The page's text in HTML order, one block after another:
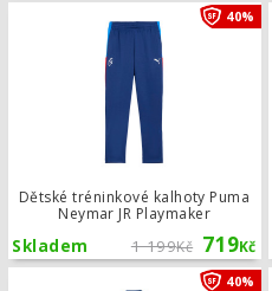
Dětské tréninkové kalhoty Puma
Neymar JR Playmaker
1 199Kč 719Kč
Skladem
40%
40%